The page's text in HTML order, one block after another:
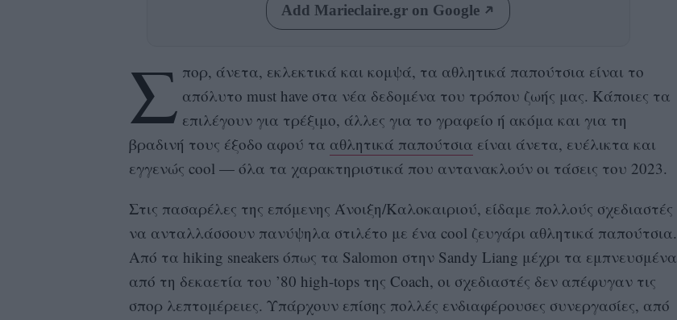
Add Marieclaire.gr on Google
Σ πορ, άνετα, εκλεκτικά και κομψά, τα αθλητικά παπούτσια είναι το
απόλυτο must have στα νέα δεδομένα του τρόπου ζωής μας. Κάποιες τα
επιλέγουν για τρέξιμο, άλλες για τo γραφείο ή ακόμα και για τη
βραδινή τους έξοδο αφού τα αθλητικά παπούτσια είναι άνετα, ευέλικτα και
εγγενώς cool — όλα τα χαρακτηριστικά που αντανακλούν οι τάσεις του 2023.
Στις πασαρέλες της επόμενης Άνοιξη/Καλοκαιριού, είδαμε πολλούς σχεδιαστές
να ανταλλάσσουν πανύψηλα στιλέτο με ένα cool ζευγάρι αθλητικά παπούτσια.
Από τα hiking sneakers όπως τα Salomon στην Sandy Liang μέχρι τα εμπνευσμένα
από τη δεκαετία του ’80 high-tops της Coach, οι σχεδιαστές δεν απέφυγαν τις
σπορ λεπτομέρειες. Υπάρχουν επίσης πολλές ενδιαφέρουσες συνεργασίες, από